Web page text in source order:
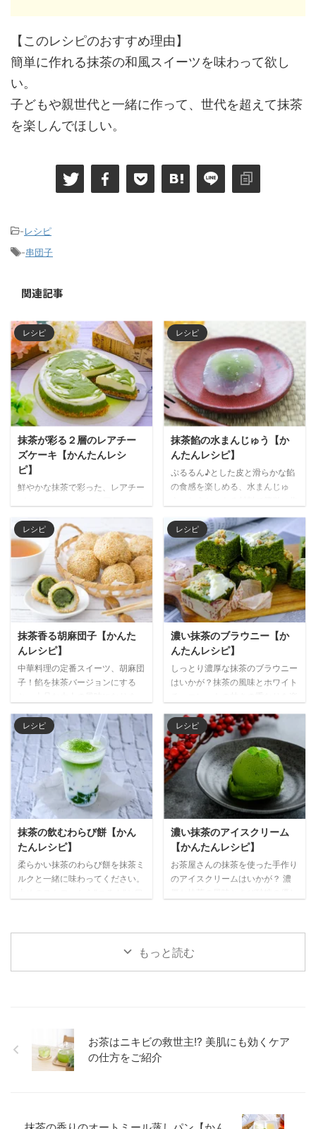
【このレシピのおすすめ理由】
簡単に作れる抹茶の和風スイーツを味わって欲し
い。
子どもや親世代と一緒に作って、世代を超えて抹茶
を楽しんでほしい。
-レシピ
-串団子
関連記事
レシピ
抹茶が彩る２層のレアチー
ズケーキ【かんたんレシ
ピ】
鮮やかな抹茶で彩った、レアチー
ル模様が鮮やかに浮かび上がり、
美しいスイーツになります。抹茶
と相性の良いホワイトチョコレー
トを混ぜることで、より深みのあ
る味わいに仕上がります。 材料
（15㎝丸型） （ボトム生地） 砕
いたビスケット 80g 溶かしバタ
ー 50g （フィリング） 抹茶 10g
湯 40㎖ ホワイトチョコレート
100g クリームチーズ 200g 生ク
リーム 200㎖ グラニュー糖 20g
ゼラチンパウダー 6g ...
レシピ
抹茶餡の水まんじゅう【か
んたんレシピ】
ぷるるん♪とした皮と滑らかな餡
の食感を楽しめる、水まんじゅ
うでしょう。 餡を抹茶にする
と、上品な逸品としていただけま
す。半透明の皮の中に閉じ込め
た、抹茶餡の緑が美しく映える和
菓子です。つるんとした喉越し
と、抹茶の風味を堪能してくださ
い夏は冷たい焙じ茶と、冬は温か
（3~6人分） （餡 抹茶餡） 抹
茶 3g 白こしあん 90g （皮） 片
栗粉 30g 水 250ml 砂糖 15g 作り
方 １ 白こしあんとふるった抹茶
レシピ
抹茶香る胡麻団子【かんた
んレシピ】
中華料理の定番スイーツ、胡麻団
子！餡を抹茶バージョンにする
リとした皮の食感と一緒に、濃い
抹茶餡を楽しんでください。でき
たてを、焙じ茶と一緒にどうぞ。
材料（2~3人分） （餡） 抹茶
10g 白こしあん 120g （皮） 白玉
粉 65g 砂糖 40g 水 50㎖ 米粉
20g 熱湯 30g サラダ油 10g 白胡
るった抹茶をボウルに入れて、ゴ
ムベラでまんべんなく混ぜる。
２ ①を15g程の大きさに分け ...
レシピ
濃い抹茶のブラウニー【か
んたんレシピ】
しっとり濃厚な抹茶のブラウニー
はいかが？抹茶の風味とホワイト
日のランチタイムのスイーツにピ
ッタリです。 濃い焙じ茶とあわ
せて召し上がれ♪ 材料（1~2人
分） 抹茶 20g 卵 2個 ホワイト
チョコレート 80g 無塩バター
40g 生クリーム 50cc 薄力粉
70g ベーキングパウダー 2g グラ
ナッツ お好みで ホワイトチョコ
レート お好みで 作り方 １ 卵はボ
ウルに割り入れて、よく溶きほぐ
す。 ２ ホワ ...
レシピ
抹茶の飲むわらび餅【かん
たんレシピ】
柔らかい抹茶のわらび餅を抹茶ミ
ルクと一緒に味わってください。
ながら召し上がれ♪ ※お子様や年
配の方用には、ストローではなく
ム） 生クリーム 100㎖ 砂糖 大さ
じ2 あしらいの抹茶 適量 （抹茶
ミルク） 抹茶 5g お湯 100ml 氷
レシピ
濃い抹茶のアイスクリーム
【かんたんレシピ】
お茶屋さんの抹茶を使った手作り
のアイスクリームはいかが？ 濃
料（2~3人分） 抹茶 10g 生クリ
ーム （湯せん用） 50㎖ 生クリ
溶けるまでよく混ぜる。 ２ 卵黄
ときび砂糖は別のボウルに入れ、
もっと読む
お茶はニキビの救世主!? 美肌にも効くケア
の仕方をご紹介